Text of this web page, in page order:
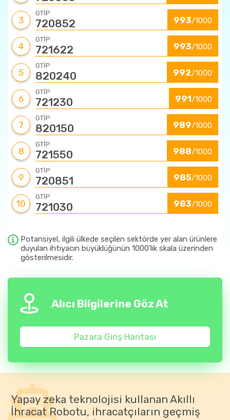
3
GTİP
720852 993/1000
4
GTİP
721622 993/1000
5
GTİP
820240 992/1000
6
GTİP
721230 991/1000
7
GTİP
820150 989/1000
8
GTİP
721550 988/1000
9
GTİP
720851 985/1000
10
GTİP
721030 983/1000
Potansiyel, ilgili ülkede seçilen sektörde yer alan ürünlere
duyulan ihtiyacın büyüklüğünün 1000’lik skala üzerinden
gösterilmesidir.
Alıcı Bilgilerine Göz At
Pazara Giriş Haritası
Yapay zeka teknolojisi kullanan Akıllı
İhracat Robotu, ihracatçıların geçmiş